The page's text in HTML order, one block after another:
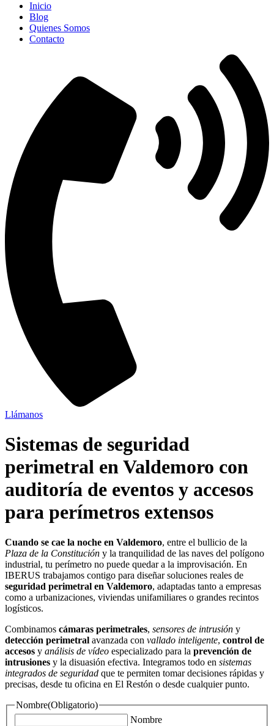
Inicio
Blog
Quienes Somos
Contacto
Llámanos
Sistemas de seguridad
perimetral en Valdemoro con
auditoría de eventos y accesos
para perímetros extensos
Cuando se cae la noche en Valdemoro, entre el bullicio de la
Plaza de la Constitución y la tranquilidad de las naves del polígono
industrial, tu perímetro no puede quedar a la improvisación. En
IBERUS trabajamos contigo para diseñar soluciones reales de
seguridad perimetral en Valdemoro, adaptadas tanto a empresas
como a urbanizaciones, viviendas unifamiliares o grandes recintos
logísticos.
Combinamos cámaras perimetrales, sensores de intrusión y
detección perimetral avanzada con vallado inteligente, control de
accesos y análisis de vídeo especializado para la prevención de
intrusiones y la disuasión efectiva. Integramos todo en sistemas
integrados de seguridad que te permiten tomar decisiones rápidas y
precisas, desde tu oficina en El Restón o desde cualquier punto.
Nombre(Obligatorio)
Nombre